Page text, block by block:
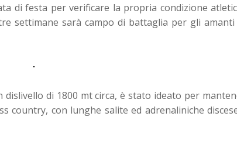
di festa per verificare la propria condizione
settimane sarà campo di battaglia per gli amanti
di 1800 mt circa, è stato ideato per
country, con lunghe salite ed adrenaliniche